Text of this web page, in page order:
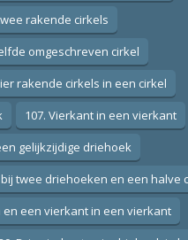
rakende cirkels
omgeschreven cirkel
rakende cirkels in een cirkel
107. Vierkant in een vierkant
gelijkzijdige driehoek
bij twee driehoeken en een halve
en een vierkant in een vierkant